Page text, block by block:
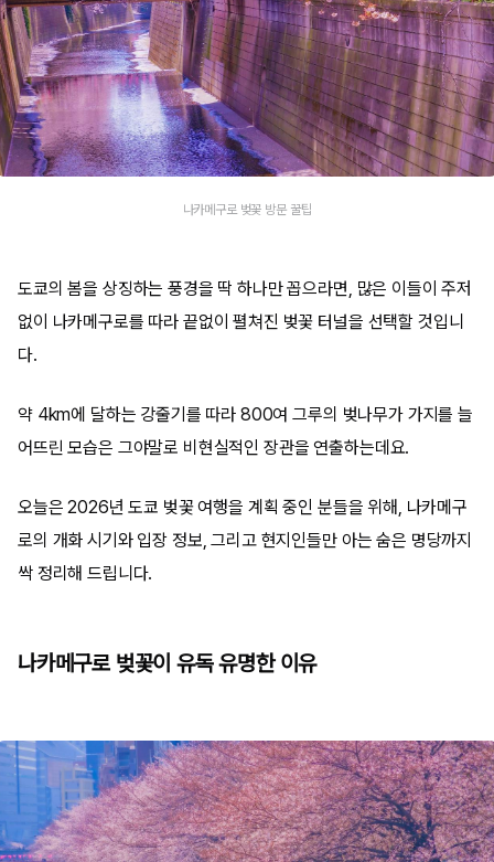
나카메구로 벚꽃 방문 꿀팁
도쿄의 봄을 상징하는 풍경을 딱 하나만 꼽으라면, 많은 이들이 주저
없이 나카메구로를 따라 끝없이 펼쳐진 벚꽃 터널을 선택할 것입니
다.
약 4km에 달하는 강줄기를 따라 800여 그루의 벚나무가 가지를 늘
어뜨린 모습은 그야말로 비현실적인 장관을 연출하는데요.
오늘은 2026년 도쿄 벚꽃 여행을 계획 중인 분들을 위해, 나카메구
로의 개화 시기와 입장 정보, 그리고 현지인들만 아는 숨은 명당까지
싹 정리해 드립니다.
나카메구로 벚꽃이 유독 유명한 이유